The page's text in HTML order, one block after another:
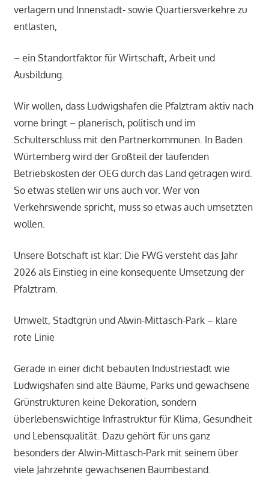
verlagern und Innenstadt- sowie Quartiersverkehre zu
entlasten,
– ein Standortfaktor für Wirtschaft, Arbeit und
Ausbildung.
Wir wollen, dass Ludwigshafen die Pfalztram aktiv nach
vorne bringt – planerisch, politisch und im
Schulterschluss mit den Partnerkommunen. In Baden
Würtemberg wird der Großteil der laufenden
Betriebskosten der OEG durch das Land getragen wird.
So etwas stellen wir uns auch vor. Wer von
Verkehrswende spricht, muss so etwas auch umsetzten
wollen.
Unsere Botschaft ist klar: Die FWG versteht das Jahr
2026 als Einstieg in eine konsequente Umsetzung der
Pfalztram.
Umwelt, Stadtgrün und Alwin-Mittasch-Park – klare
rote Linie
Gerade in einer dicht bebauten Industriestadt wie
Ludwigshafen sind alte Bäume, Parks und gewachsene
Grünstrukturen keine Dekoration, sondern
überlebenswichtige Infrastruktur für Klima, Gesundheit
und Lebensqualität. Dazu gehört für uns ganz
besonders der Alwin-Mittasch-Park mit seinem über
viele Jahrzehnte gewachsenen Baumbestand.